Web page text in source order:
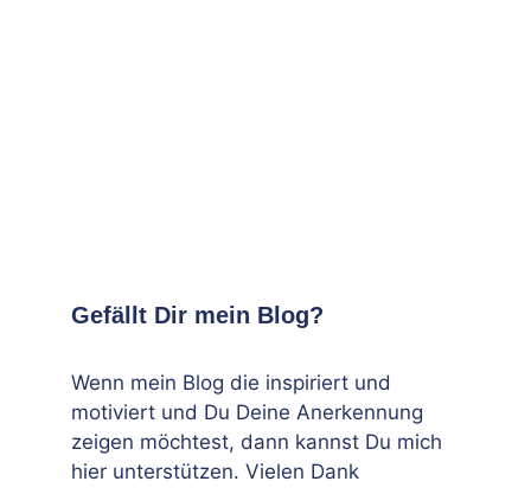
Gefällt Dir mein Blog?
Wenn mein Blog die inspiriert und
motiviert und Du Deine Anerkennung
zeigen möchtest, dann kannst Du mich
hier unterstützen. Vielen Dank